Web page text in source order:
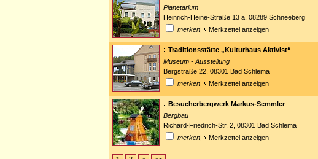
Planetarium
Heinrich-Heine-Straße 13 a, 08289 Schneeberg
merken| Merkzettel anzeigen
Traditionsstätte „Kulturhaus Aktivist“
Museum - Ausstellung
Bergstraße 22, 08301 Bad Schlema
merken| Merkzettel anzeigen
Besucherbergwerk Markus-Semmler
Bergbau
Richard-Friedrich-Str. 2, 08301 Bad Schlema
merken| Merkzettel anzeigen